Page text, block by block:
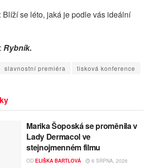
Blíží se léto, jaká je podle vás ideální
Rybník.
slavnostní premiéra tisková konference
Marika Šoposká se proměnila v
Lady Dermacol ve
stejnojmenném filmu
OD ELIŠKA BARTLOVÁ 6 SRPNA, 2026